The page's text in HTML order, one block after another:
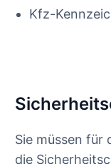
Kfz-
Sie müssen für
die